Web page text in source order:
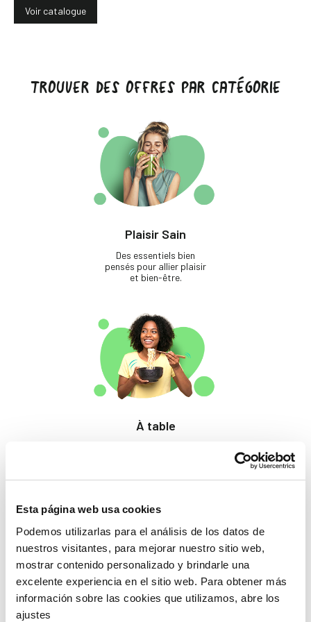
Esta página web usa cookies
Podemos utilizarlas para el análisis de los datos de
nuestros visitantes, para mejorar nuestro sitio web,
mostrar contenido personalizado y brindarle una
excelente experiencia en el sitio web. Para obtener más
información sobre las cookies que utilizamos, abre los
ajustes
Voir catalogue
TROUVER DES OFFRES PAR CATÉGORIE
Plaisir Sain
Des essentiels bien
pensés pour allier plaisir
et bien-être.
À table
Beauté